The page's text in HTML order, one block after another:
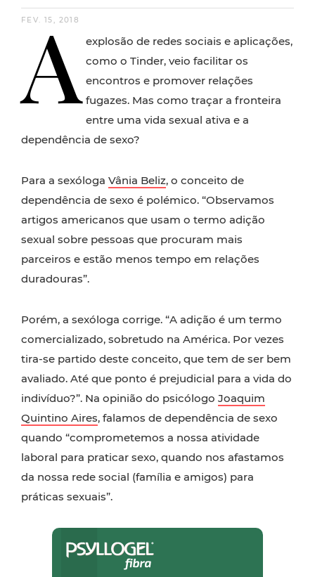
FEV. 15, 2018
A explosão de redes sociais e aplicações,
como o Tinder, veio facilitar os
encontros e promover relações
fugazes. Mas como traçar a fronteira
entre uma vida sexual ativa e a
dependência de sexo?
Para a sexóloga Vânia Beliz, o conceito de
dependência de sexo é polémico. “Observamos
artigos americanos que usam o termo adição
sexual sobre pessoas que procuram mais
parceiros e estão menos tempo em relações
duradouras”.
Porém, a sexóloga corrige. “A adição é um termo
comercializado, sobretudo na América. Por vezes
tira-se partido deste conceito, que tem de ser bem
avaliado. Até que ponto é prejudicial para a vida do
indivíduo?”. Na opinião do psicólogo Joaquim
Quintino Aires, falamos de dependência de sexo
quando “comprometemos a nossa atividade
laboral para praticar sexo, quando nos afastamos
da nossa rede social (família e amigos) para
práticas sexuais”.